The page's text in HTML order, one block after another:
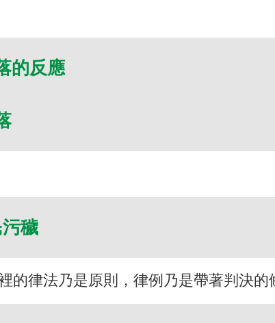
的反應
穢
的律法乃是原則，律例乃是帶著判決的